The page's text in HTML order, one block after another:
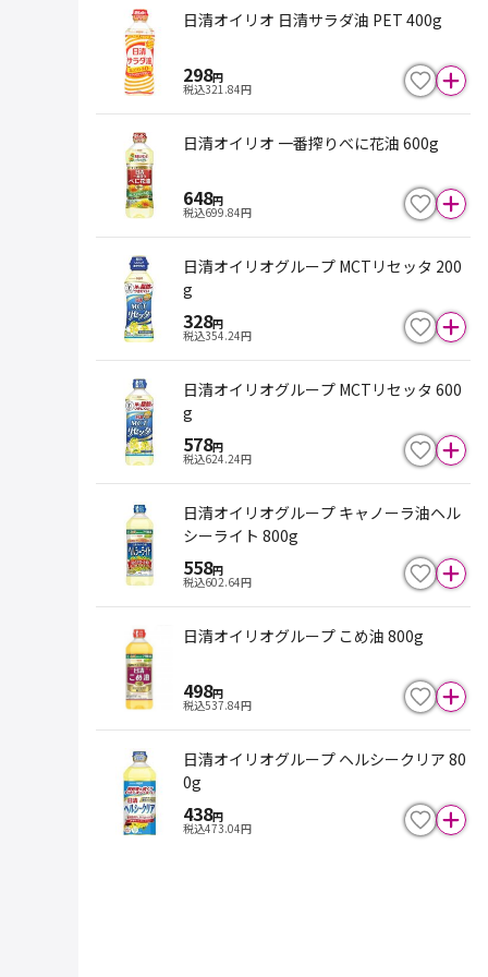
日清オイリオ 日清サラダ油 PET 400g
298円
税込321.84円
日清オイリオ 一番搾りべに花油 600g
648円
税込699.84円
日清オイリオグループ MCTリセッタ 200
g
328円
税込354.24円
日清オイリオグループ MCTリセッタ 600
g
578円
税込624.24円
日清オイリオグループ キャノーラ油ヘル
シーライト 800g
558円
税込602.64円
日清オイリオグループ こめ油 800g
498円
税込537.84円
日清オイリオグループ ヘルシークリア 80
0g
438円
税込473.04円